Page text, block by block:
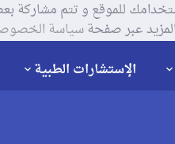
عبر صفحةسياسة
الإستشارات الطبية